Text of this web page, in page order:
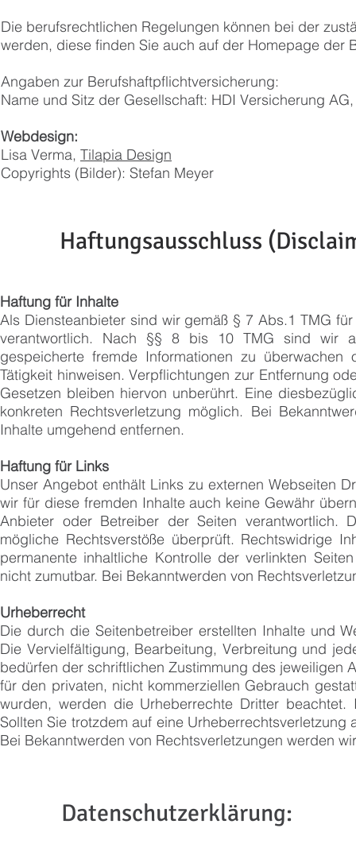
Die berufsrechtlichen Regelungen können bei der
werden, diese finden Sie auch auf der Homepage der
Angaben zur Berufshaftpflichtversicherung:
Name und Sitz der Gesellschaft: HDI Versicherung
Webdesign:
Lisa Verma, Tilapia Design
Copyrights (Bilder): Stefan Meyer
Haftungsausschluss
Haftung für Inhalte
Als Diensteanbieter sind wir gemäß § 7 Abs.1 TMG
verantwortlich. Nach §§ 8 bis 10 TMG sind wir
gespeicherte fremde Informationen zu
Tätigkeit hinweisen. Verpflichtungen zur Entfernung
Gesetzen bleiben hiervon unberührt. Eine
konkreten Rechtsverletzung möglich. Bei
Inhalte umgehend entfernen.
Haftung für Links
Unser Angebot enthält Links zu externen Webseiten
wir für diese fremden Inhalte auch keine Gewähr
Anbieter oder Betreiber der Seiten verantwortlich.
mögliche Rechtsverstöße überprüft. Rechtswidrige
permanente inhaltliche Kontrolle der verlinkten
nicht zumutbar. Bei Bekanntwerden von
Urheberrecht
Die durch die Seitenbetreiber erstellten Inhalte und
Die Vervielfältigung, Bearbeitung, Verbreitung und
bedürfen der schriftlichen Zustimmung des jeweiligen
für den privaten, nicht kommerziellen Gebrauch
wurden, werden die Urheberrechte Dritter
Sollten Sie trotzdem auf eine
Bei Bekanntwerden von Rechtsverletzungen werden
Datenschutzerklärung: